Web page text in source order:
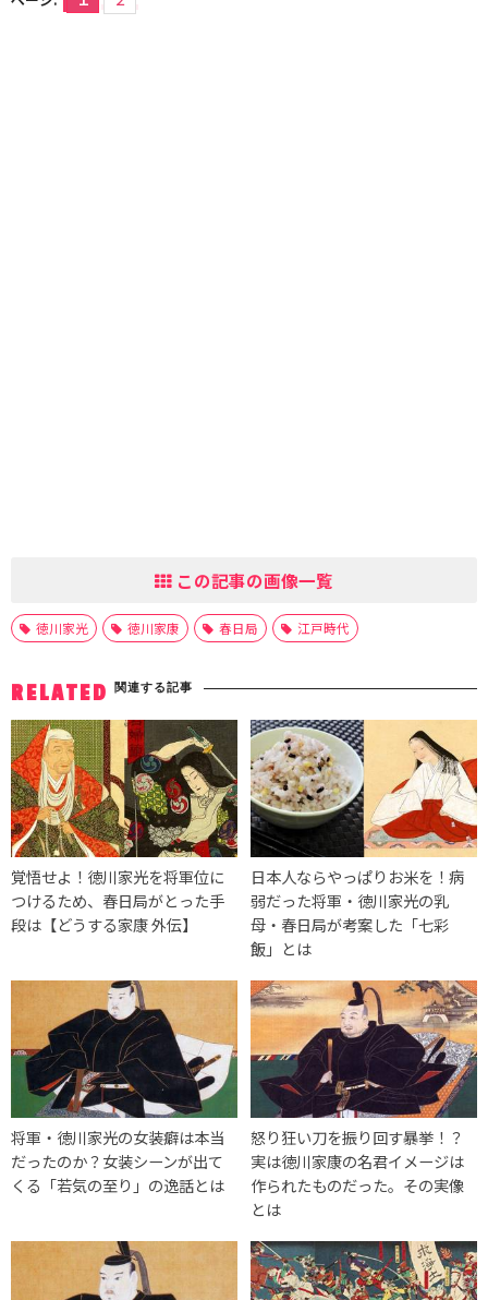
この記事の画像一覧
徳川家光 徳川家康 春日局 江戸時代
RELATED 関連する記事
覚悟せよ！徳川家光を将軍位に
つけるため、春日局がとった手
段は【どうする家康 外伝】
日本人ならやっぱりお米を！病
弱だった将軍・徳川家光の乳
母・春日局が考案した「七彩
飯」とは
将軍・徳川家光の女装癖は本当
だったのか？女装シーンが出て
くる「若気の至り」の逸話とは
怒り狂い刀を振り回す暴挙！？
実は徳川家康の名君イメージは
作られたものだった。その実像
とは